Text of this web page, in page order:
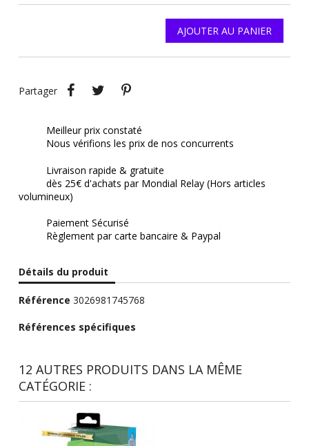
AJOUTER AU PANIER
Partager
PartagerTweet
Meilleur prix constaté
Nous vérifions les prix de nos concurrents
Livraison rapide & gratuite
dès 25€ d'achats par Mondial Relay (Hors articles
volumineux)
Paiement Sécurisé
Règlement par carte bancaire & Paypal
Détails du produit
Référence 3026981745768
Références spécifiques
12 AUTRES PRODUITS DANS LA MÊME
CATÉGORIE :